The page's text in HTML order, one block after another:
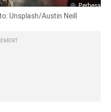
Perbesar
Unsplash/Austin Neill